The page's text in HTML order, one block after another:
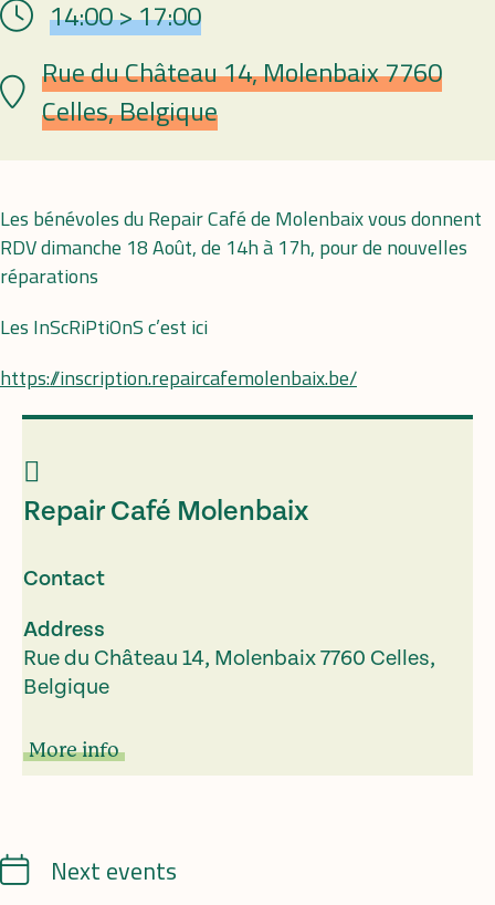
Hour 14:00 > 17:00
Lieu Rue du Château 14, Molenbaix 7760
Celles, Belgique
Les bénévoles du Repair Café de Molenbaix vous donnent
RDV dimanche 18 Août, de 14h à 17h, pour de nouvelles
réparations
Les InScRiPtiOnS c’est ici
https://inscription.repaircafemolenbaix.be/
Repair Café Molenbaix
Contact
Address
Rue du Château 14, Molenbaix 7760 Celles,
Belgique
More info
CalendrierNext events